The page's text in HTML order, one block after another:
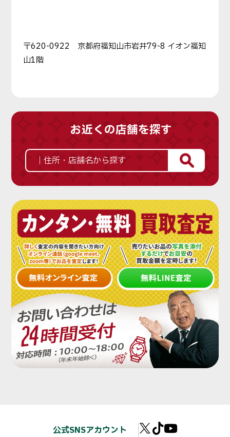
〒620-0922 京都府福知山市岩井79-8 イオン福知
山1階
お近くの店舗を探す
公式SNSアカウント